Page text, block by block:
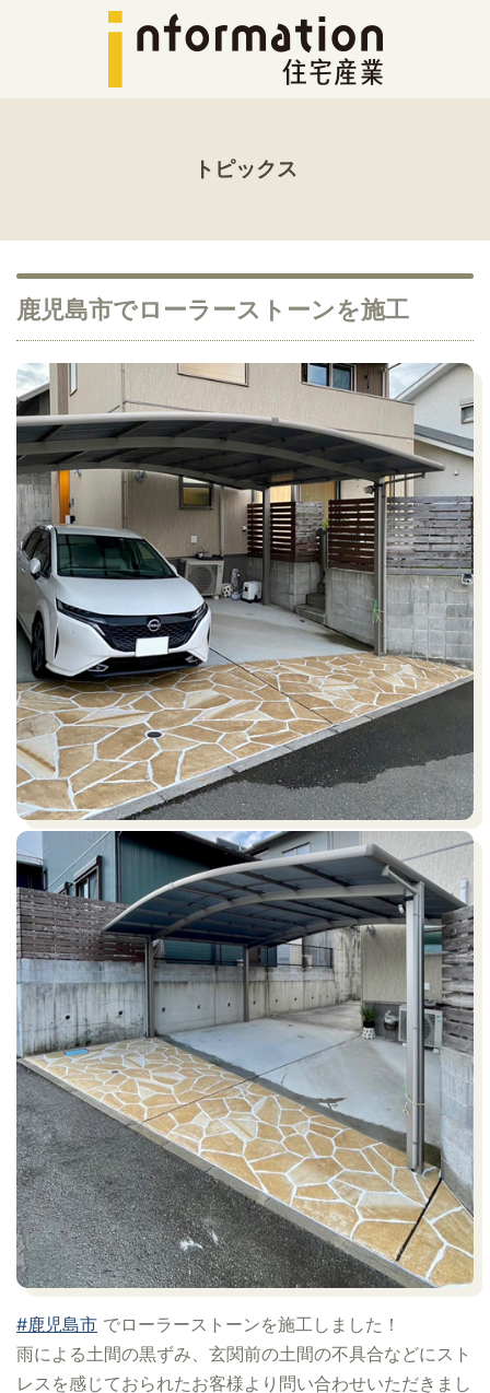
トピックス
鹿児島市でローラーストーンを施工
#鹿児島市 でローラーストーンを施工しました！
雨による土間の黒ずみ、玄関前の土間の不具合などにスト
レスを感じておられたお客様より問い合わせいただきまし